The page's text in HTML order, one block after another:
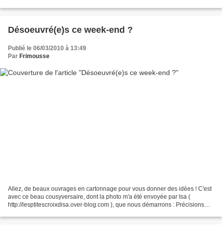
Désoeuvré(e)s ce week-end ?
Publié le 06/03/2010 à 13:49
Par Frimousse
Allez, de beaux ouvrages en cartonnage pour vous donner des idées ! C'est
avec ce beau cousyversaire, dont la photo m'a été envoyée par Isa (
http://lesptitescroixdisa.over-blog.com ), que nous démarrons : Précisions